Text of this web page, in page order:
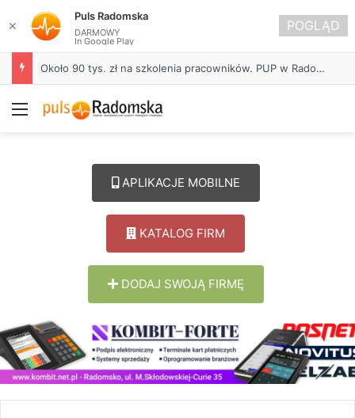
Około 90 tys. zł na szkolenia pracowników. PUP w Radomsku ogłasza nabór wniosków
Menu
APLIKACJE MOBILNE
KATALOG FIRM
DODAJ SWOJĄ FIRMĘ
✕
Puls Radomska
DARMOWY
In Google Play
POGLĄD